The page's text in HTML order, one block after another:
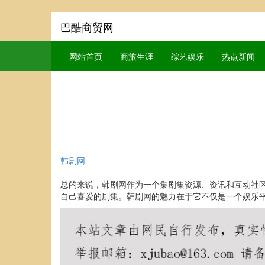
巴酷商贸网
网站首页 商旅生涯 综艺娱乐 热点新闻
韩剧网
总的来说，韩剧网作为一个集剧集资源、资讯和互动
自己喜爱的剧集。韩剧网的魅力在于它不仅是一个娱